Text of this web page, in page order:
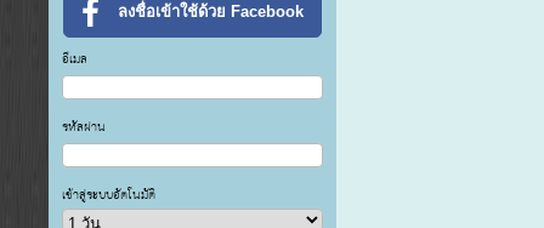
ลงชื่อเข้าใช้ด้วย Facebook
อีเมล
รหัสผ่าน
เข้าสู่ระบบอัตโนมัติ